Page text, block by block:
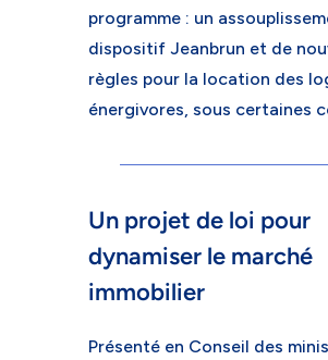
programme : un
dispositif Jeanbrun et de
règles pour la location des
énergivores, sous certaines
Un projet de loi pour
dynamiser le marché
immobilier
Présenté en Conseil des